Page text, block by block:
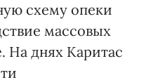
схему опеки
массовых
На днях Каритас